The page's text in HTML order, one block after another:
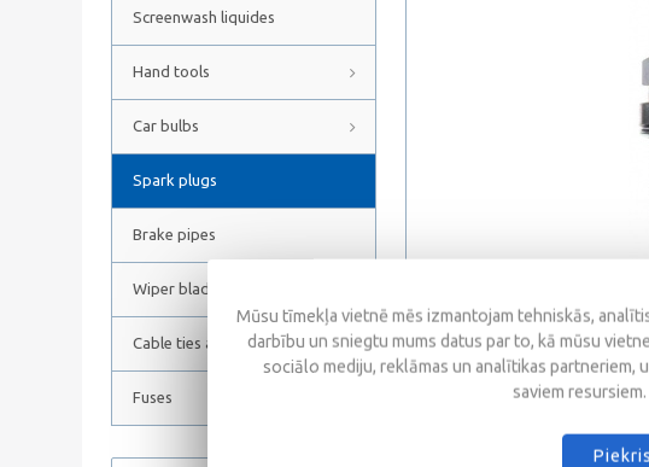
Screenwash liquides
Hand tools
Car bulbs
Spark plugs
Brake pipes
Wiper blades
Cable ties and Hose clamps
Fuses
Mūsu tīmekļa vietnē mēs izmantojam tehniskās,
darbību un sniegtu mums datus par to, kā mūsu
sociālo mediju, reklāmas un analītikas partneriem,
saviem